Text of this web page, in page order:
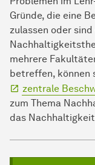
Gründe, die eine
zulassen oder
mehrere
betreffen, können
zentrale
zum Thema
das